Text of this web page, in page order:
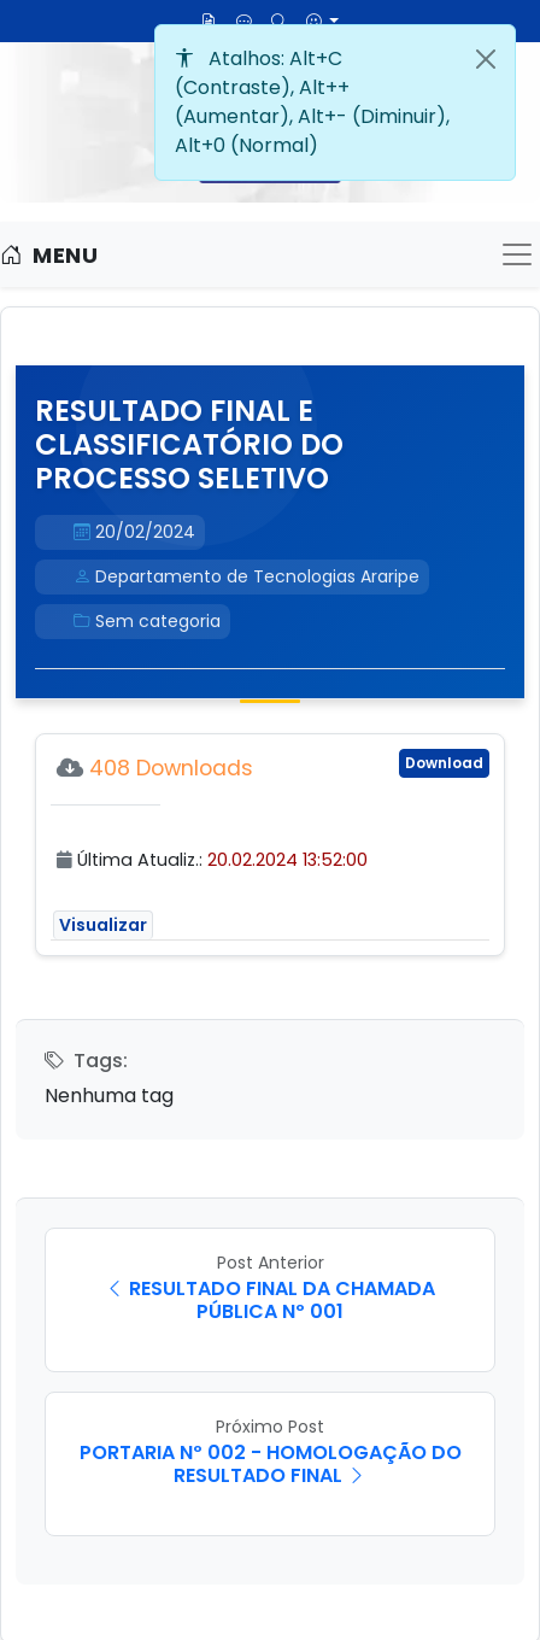
MENU
RESULTADO FINAL E
CLASSIFICATÓRIO DO
PROCESSO SELETIVO
20/02/2024
Departamento de Tecnologias Araripe
Sem categoria
Download
408 Downloads
Última Atualiz.: 20.02.2024 13:52:00
Visualizar
Tags:
Nenhuma tag
Post Anterior
RESULTADO FINAL DA CHAMADA
PÚBLICA Nº 001
Próximo Post
PORTARIA Nº 002 - HOMOLOGAÇÃO DO
RESULTADO FINAL